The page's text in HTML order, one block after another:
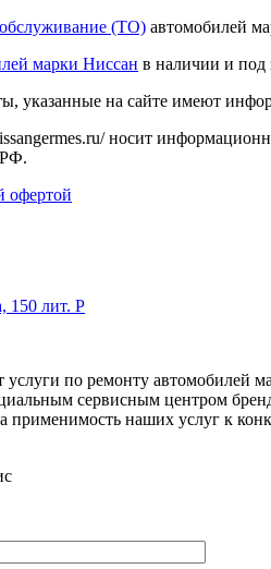
обслуживание (ТО) автомобилей
марки Ниссан в наличии и под
указанные на сайте имеют
носит
РФ.
офертой
150 лит. Р
услуги по ремонту
сервисным центром
применимость наших услуг к